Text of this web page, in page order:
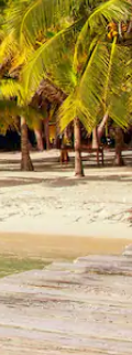
en faisant